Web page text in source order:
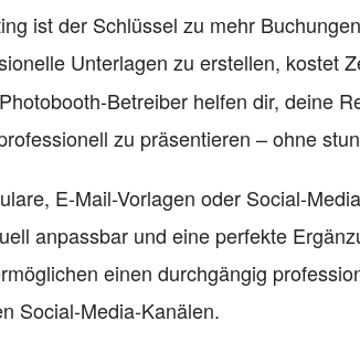
ist der Schlüssel zu mehr
Unterlagen zu erstellen, kostet
Betreiber helfen dir, deine
zu präsentieren – ohne
E-Mail-Vorlagen oder Social-
anpassbar und eine perfekte
einen durchgängig
Social-Media-Kanälen.